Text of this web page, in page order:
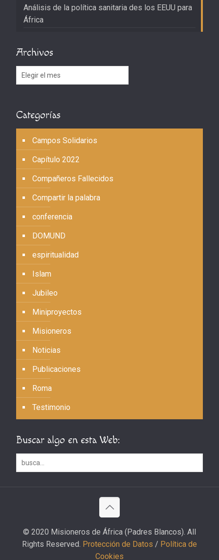
Análisis de la política sanitaria des los EEUU para
África
Archivos
Archivos
Categorías
Campos Solidarios
Capítulo 2022
Compañeros Fallecidos
Compartir la palabra
conferencia
DOMUND
espiritualidad
Islam
Jubileo
Miniproyectos
Misioneros
Noticias
Publicaciones
Roma
Testimonio
Buscar algo en esta Web:
© 2020 Misioneros de África (Padres Blancos). All
Rights Reserved. Protección de Datos / Política de
Cookies